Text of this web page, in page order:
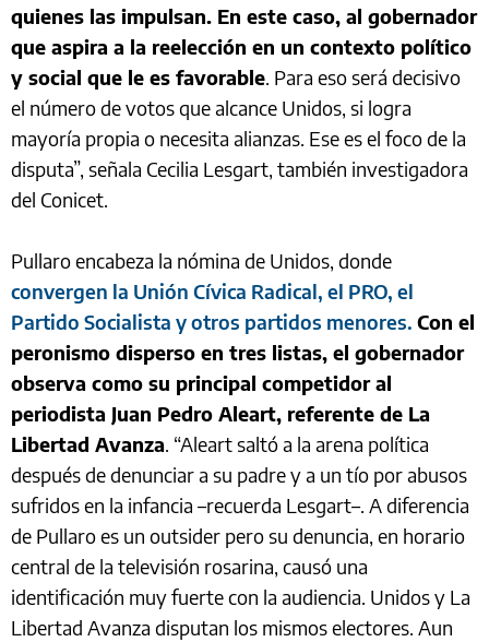
quienes las impulsan. En este caso, al gobernador
que aspira a la reelección en un contexto político
y social que le es favorable. Para eso será decisivo
el número de votos que alcance Unidos, si logra
mayoría propia o necesita alianzas. Ese es el foco de la
disputa”, señala Cecilia Lesgart, también investigadora
del Conicet.
Pullaro encabeza la nómina de Unidos, donde
convergen la Unión Cívica Radical, el PRO, el
Partido Socialista y otros partidos menores. Con el
peronismo disperso en tres listas, el gobernador
observa como su principal competidor al
periodista Juan Pedro Aleart, referente de La
Libertad Avanza. “Aleart saltó a la arena política
después de denunciar a su padre y a un tío por abusos
sufridos en la infancia –recuerda Lesgart–. A diferencia
de Pullaro es un outsider pero su denuncia, en horario
central de la televisión rosarina, causó una
identificación muy fuerte con la audiencia. Unidos y La
Libertad Avanza disputan los mismos electores. Aun